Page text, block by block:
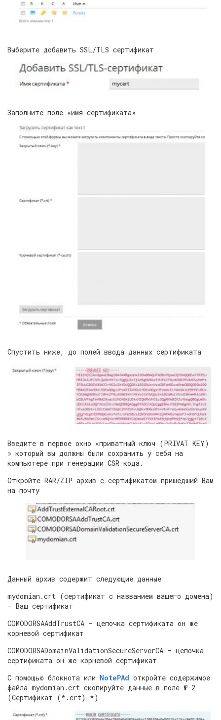
Выберите добавить SSL/TLS сертификат
Заполните поле «имя сертификата»
Спустить ниже, до полей ввода данных сертификата
Введите в первое окно «приватный ключ (PRIVAT KEY)
» который вы должны были сохранить у себя на
компьютере при генерации CSR кода.
Откройте RAR/ZIP архив с сертификатом пришедший Вам
на почту
Данный архив содержит следующие данные
mydomian.crt (сертификат с названием вашего домена)
— Ваш сертификат
COMODORSAAddTrustCA — цепочка сертификата он же
корневой сертификат
COMODORSADomainValidationSecureServerCA — цепочка
сертификата он же корневой сертификат
С помощью блокнота или NotePAd откройте содержимое
файла mydomian.crt скопируйте данные в поле № 2
(Сертификат (*.crt) *)